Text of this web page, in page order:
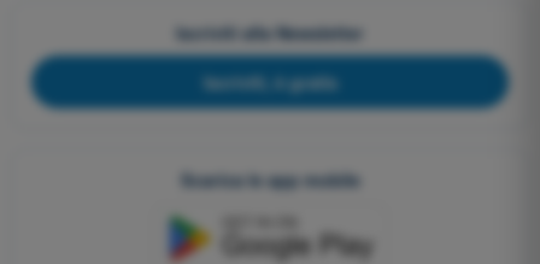
Iscriviti alla Newsletter
Iscriviti, è gratis
Scarica le app mobile